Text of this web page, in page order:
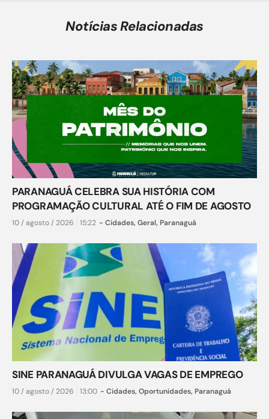
Notícias Relacionadas
PARANAGUÁ CELEBRA SUA HISTÓRIA COM
PROGRAMAÇÃO CULTURAL ATÉ O FIM DE AGOSTO
10 / agosto / 2026 15:22 - Cidades, Geral, Paranaguá
SINE PARANAGUÁ DIVULGA VAGAS DE EMPREGO
10 / agosto / 2026 13:00 - Cidades, Oportunidades, Paranaguá